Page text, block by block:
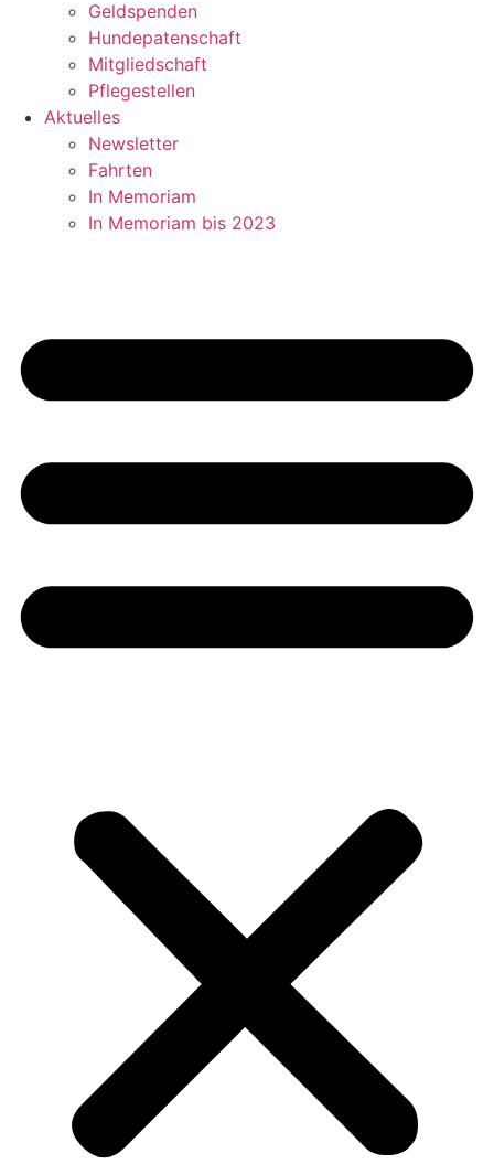
Geldspenden
Hundepatenschaft
Mitgliedschaft
Pflegestellen
Aktuelles
Newsletter
Fahrten
In Memoriam
In Memoriam bis 2023